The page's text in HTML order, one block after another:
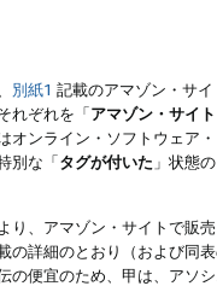
別紙1 記載のアマゾン・サ
れぞれを「アマゾン・サイト
オンライン・ソフトウェア
別な「タグが付いた 」状態
り、アマゾン・サイトで販
の詳細のとおり（および同
の便宜のため、甲は、アソ